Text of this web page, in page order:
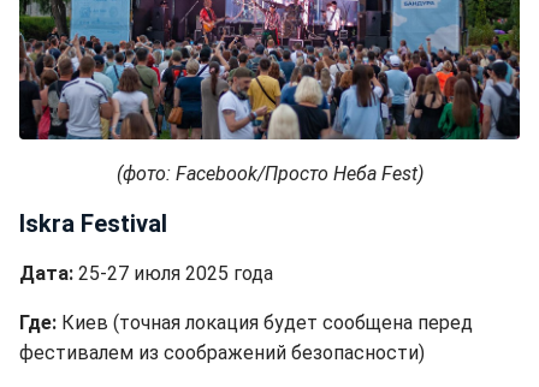
(фото: Facebook/Просто Неба Fest)
Iskra Festival
Дата: 25-27 июля 2025 года
Где: Киев (точная локация будет сообщена перед
фестивалем из соображений безопасности)